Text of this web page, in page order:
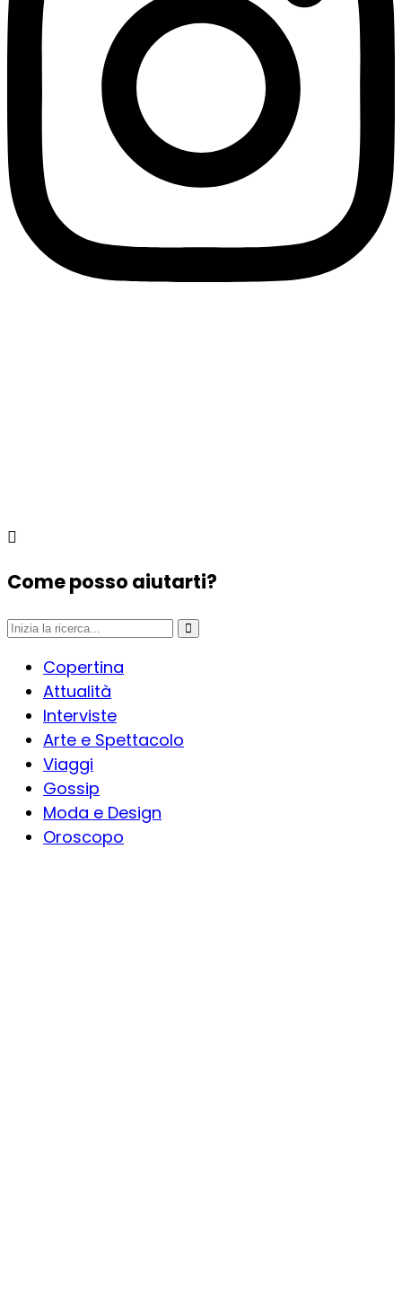
Come posso aiutarti?
Copertina
Attualità
Interviste
Arte e Spettacolo
Viaggi
Gossip
Moda e Design
Oroscopo